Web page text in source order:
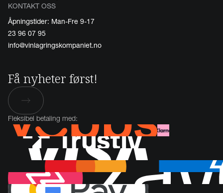
KONTAKT OSS
Åpningstider: Man-Fre 9-17
23 96 07 95
info@vinlagringskompaniet.no
Få nyheter først!
Fleksibel betaling med: